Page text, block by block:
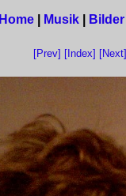
Home Musik Bilder
[Prev] [Index] [Next]